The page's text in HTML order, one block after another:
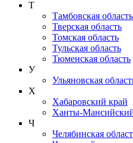
Т
Тамбовская область
Тверская область
Томская область
Тульская область
Тюменская область
У
Ульяновская
Х
Хабаровский край
Ханты-
Ч
Челябинская